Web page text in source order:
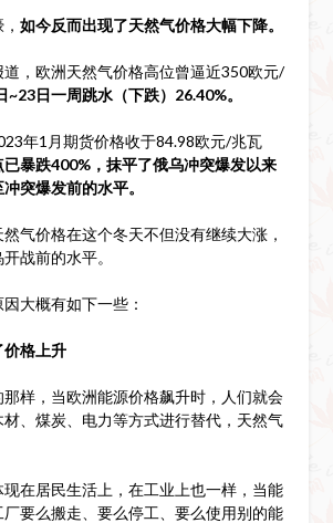
如今反而出现了天然气价格大幅下降。
，欧洲天然气价格高位曾逼近350欧元/
~23日一周跳水（下跌）26.40%。
年1月期货价格收于84.98欧元/兆瓦
暴跌400%，抹平了俄乌冲突爆发以来
突爆发前的水平。
气价格在这个冬天不但没有继续大涨，
战前的水平。
大概有如下一些：
价格上升
样，当欧洲能源价格飙升时，人们就会
、煤炭、电力等方式进行替代，天然气
在居民生活上，在工业上也一样，当能
要么搬走、要么停工、要么使用别的能